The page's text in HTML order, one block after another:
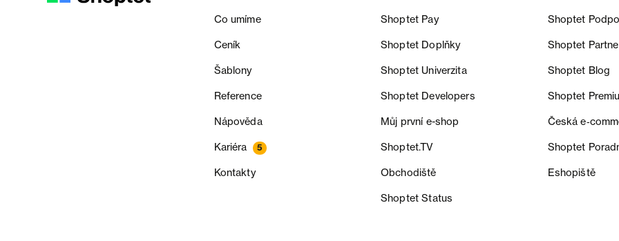
Co umíme
Ceník
Šablony
Reference
Nápověda
Kariéra 5
Kontakty
Shoptet Pay Shoptet
Shoptet Doplňky Shoptet
Shoptet Univerzita Shoptet Blog
Shoptet Developers Shoptet
Můj první e-shop Česká
Shoptet.TV Shoptet
Obchodiště Eshopiště
Shoptet Status